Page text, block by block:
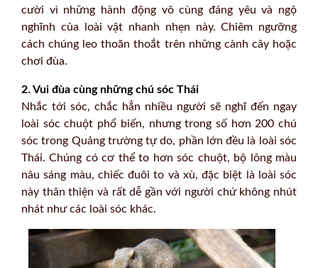
cười vì những hành động vô cùng đáng yêu và ngộ
nghĩnh của loài vật nhanh nhẹn này. Chiêm ngưỡng
cách chúng leo thoăn thoắt trên những cành cây hoặc
chơi đùa.
2. Vui đùa cùng những chú sóc Thái
Nhắc tới sóc, chắc hẳn nhiều người sẽ nghĩ đến ngay
loài sóc chuột phổ biến, nhưng trong số hơn 200 chú
sóc trong Quảng trường tự do, phần lớn đều là loài sóc
Thái. Chúng có cơ thể to hơn sóc chuột, bộ lông màu
nâu sáng màu, chiếc đuôi to và xù, đặc biệt là loài sóc
này thân thiện và rất dễ gần với người chứ không nhút
nhát như các loài sóc khác.